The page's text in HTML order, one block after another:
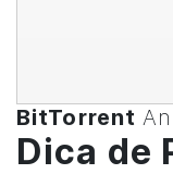
BitTorrent
Dica de